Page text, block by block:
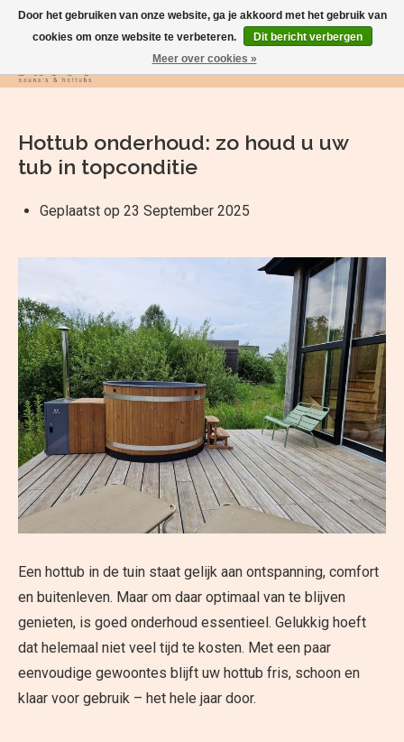
Verlanglijst
Hottub onderhoud: zo houd u uw
tub in topconditie
Geplaatst op 23 September 2025
Een hottub in de tuin staat gelijk aan ontspanning, comfort
en buitenleven. Maar om daar optimaal van te blijven
genieten, is goed onderhoud essentieel. Gelukkig hoeft
dat helemaal niet veel tijd te kosten. Met een paar
eenvoudige gewoontes blijft uw hottub fris, schoon en
klaar voor gebruik – het hele jaar door.
Door het gebruiken van onze website, ga je akkoord met het gebruik van
cookies om onze website te verbeteren.
Dit bericht verbergen
Meer over cookies »